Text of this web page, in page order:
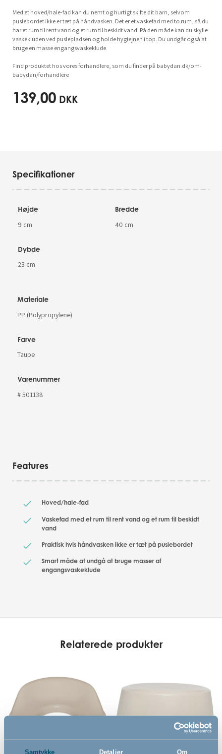
Samtykke Detaljer Om
Med et hoved/hale-fad kan du nemt og hurtigt skifte dit barn, selvom
puslebordet ikke er tæt på håndvasken. Det er et vaskefad med to rum, så du
har et rum til rent vand og et rum til beskidt vand. På den måde kan du skylle
vaskekluden ved puslepladsen og holde hygiejnen i top. Du undgår også at
bruge en masse engangsvaskeklude.
Find produktet hos vores forhandlere, som du finder på babydan.dk/om-
babydan/forhandlere
139,00 DKK
Specifikationer
Højde
9 cm
Bredde
40 cm
Dybde
23 cm
Materiale
PP (Polypropylene)
Farve
Taupe
Varenummer
# 501138
Features
Hoved/hale-fad
Vaskefad med et rum til rent vand og et rum til beskidt
vand
Praktisk hvis håndvasken ikke er tæt på puslebordet
Smart måde at undgå at bruge masser af
engangsvaskeklude
Relaterede produkter